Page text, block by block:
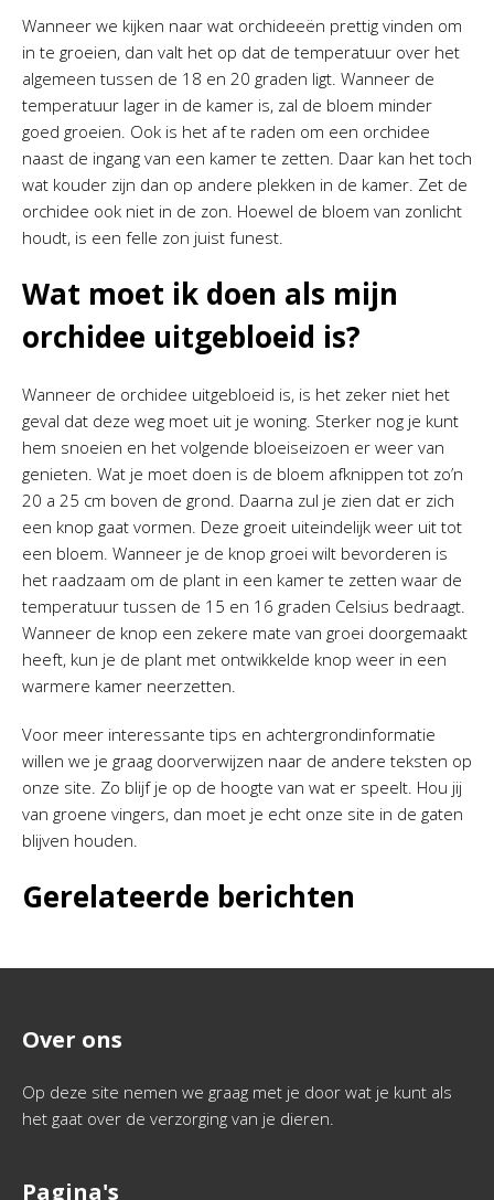
Wanneer we kijken naar wat orchideeën prettig vinden om
in te groeien, dan valt het op dat de temperatuur over het
algemeen tussen de 18 en 20 graden ligt. Wanneer de
temperatuur lager in de kamer is, zal de bloem minder
goed groeien. Ook is het af te raden om een orchidee
naast de ingang van een kamer te zetten. Daar kan het toch
wat kouder zijn dan op andere plekken in de kamer. Zet de
orchidee ook niet in de zon. Hoewel de bloem van zonlicht
houdt, is een felle zon juist funest.
Wat moet ik doen als mijn
orchidee uitgebloeid is?
Wanneer de orchidee uitgebloeid is, is het zeker niet het
geval dat deze weg moet uit je woning. Sterker nog je kunt
hem snoeien en het volgende bloeiseizoen er weer van
genieten. Wat je moet doen is de bloem afknippen tot zo’n
20 a 25 cm boven de grond. Daarna zul je zien dat er zich
een knop gaat vormen. Deze groeit uiteindelijk weer uit tot
een bloem. Wanneer je de knop groei wilt bevorderen is
het raadzaam om de plant in een kamer te zetten waar de
temperatuur tussen de 15 en 16 graden Celsius bedraagt.
Wanneer de knop een zekere mate van groei doorgemaakt
heeft, kun je de plant met ontwikkelde knop weer in een
warmere kamer neerzetten.
Voor meer interessante tips en achtergrondinformatie
willen we je graag doorverwijzen naar de andere teksten op
onze site. Zo blijf je op de hoogte van wat er speelt. Hou jij
van groene vingers, dan moet je echt onze site in de gaten
blijven houden.
Gerelateerde berichten
Over ons
Op deze site nemen we graag met je door wat je kunt als
het gaat over de verzorging van je dieren.
Pagina's